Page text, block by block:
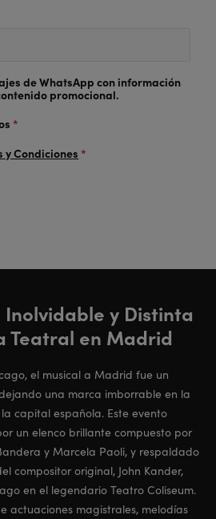
de WhatsApp con información
promocional.
*
y Condiciones *
Inolvidable y Distinta
Teatral en Madrid
el musical a Madrid fue un
una marca imborrable en la
capital española. Este evento
un elenco brillante compuesto por
y Marcela Paoli, y respaldado
compositor original, John Kander,
en el legendario Teatro Coliseum.
actuaciones magistrales, melodías